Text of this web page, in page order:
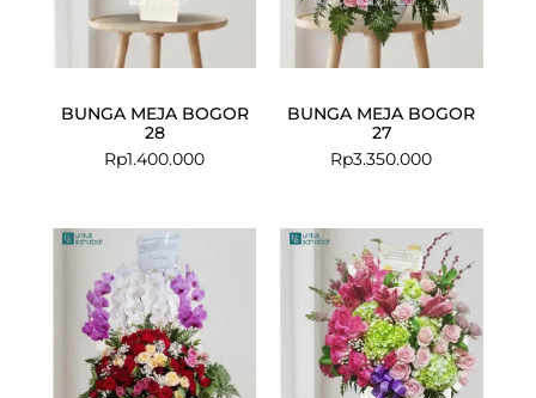
BUNGA MEJA BOGOR
28
Rp1.400.000
BUNGA MEJA BOGOR
27
Rp3.350.000